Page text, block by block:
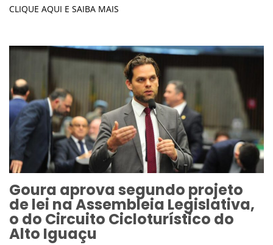
CLIQUE AQUI E SAIBA MAIS
Goura aprova segundo projeto
de lei na Assembleia Legislativa,
o do Circuito Cicloturístico do
Alto Iguaçu